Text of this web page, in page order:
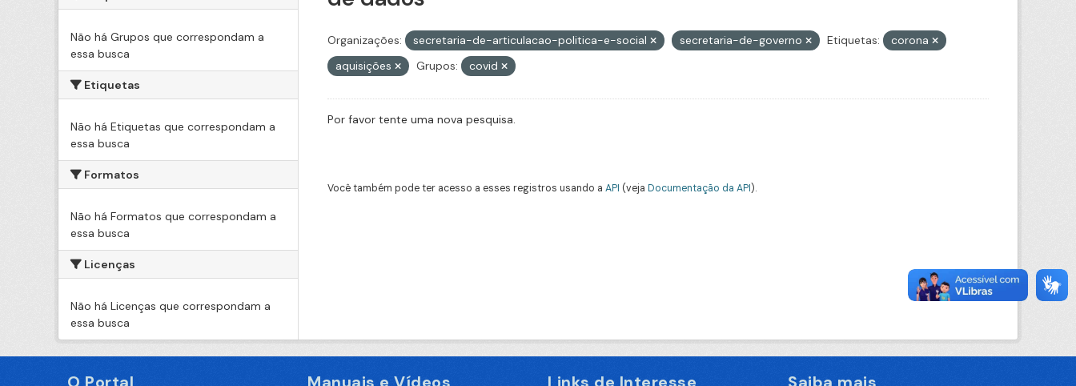
Não há Grupos que correspondam a
essa busca
Etiquetas
Não há Etiquetas que correspondam a
essa busca
Formatos
Não há Formatos que correspondam a
essa busca
Licenças
Não há Licenças que correspondam a
essa busca
Organizações: secretaria-de-articulacao-politica-e-social secretaria-de-governo Etiquetas:
corona
aquisições
Grupos: covid
Por favor tente uma nova pesquisa.
Você também pode ter acesso a esses registros usando a API (veja Documentação da API).